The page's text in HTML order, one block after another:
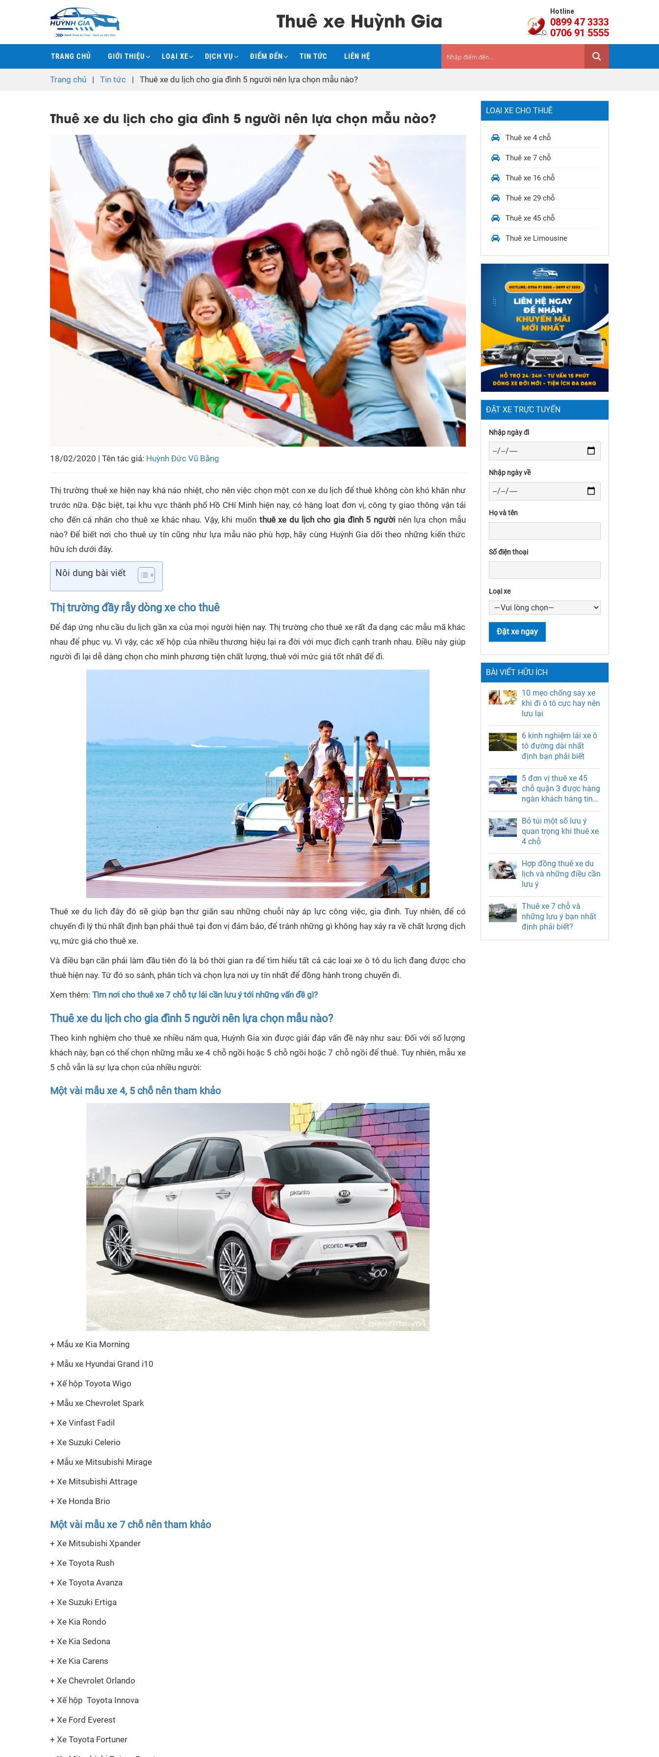
Thuê xe Huỳnh Gia Hotline
0899 47 3333
0706 91 5555
TRANG CHỦ GIỚI THIỆU LOẠI XE DỊCH VỤ ĐIỂM ĐẾN TIN TỨC LIÊN HỆ
Trang chủ | Tin tức | Thuê xe du lịch cho gia đình 5 người nên lựa chọn mẫu nào?
Thuê xe du lịch cho gia đình 5 người nên lựa chọn mẫu nào?
18/02/2020 | Tên tác giả: Huỳnh Đức Vũ Bằng
Thị trường thuê xe hiện nay khá náo nhiệt, cho nên việc chọn một con xe du lịch để thuê không còn khó khăn như
trước nữa. Đặc biệt, tại khu vực thành phố Hồ CHí Minh hiện nay, có hàng loạt đơn vị, công ty giao thông vận tải
cho đến cá nhân cho thuê xe khác nhau. Vậy, khi muốn thuê xe du lịch cho gia đình 5 ngườinên lựa chọn mẫu
nào? Để biết nơi cho thuê uy tín cũng như lựa mẫu nào phù hợp, hãy cùng Huỳnh Gia dõi theo những kiến thức
hữu ích dưới đây.
Nôi dung bài viết
Thị trường đầy rẫy dòng xe cho thuê
Để đáp ứng nhu cầu du lịch gần xa của mọi người hiện nay. Thị trường cho thuê xe rất đa dạng các mẫu mã khác
nhau để phục vụ. Vì vậy, các xế hộp của nhiều thương hiệu lại ra đời với mục đích cạnh tranh nhau. Điều này giúp
người đi lại dễ dàng chọn cho mình phương tiện chất lượng, thuê với mức giá tốt nhất để đi.
Thuê xe du lịch đây đó sẽ giúp bạn thư giãn sau những chuỗi này áp lực công việc, gia đình. Tuy nhiên, để có
chuyến đi lý thú nhất định bạn phải thuê tại đơn vị đảm bảo, để tránh những gì không hay xảy ra về chất lượng dịch
vụ, mức giá cho thuê xe.
Và điều bạn cần phải làm đầu tiên đó là bỏ thời gian ra để tìm hiểu tất cả các loại xe ô tô du lịch đang được cho
thuê hiện nay. Từ đó so sánh, phân tích và chọn lựa nơi uy tín nhất để đồng hành trong chuyến đi.
Xem thêm: Tìm nơi cho thuê xe 7 chỗ tự lái cần lưu ý tới những vấn đề gì?
Thuê xe du lịch cho gia đình 5 người nên lựa chọn mẫu nào?
Theo kinh nghiệm cho thuê xe nhiều năm qua, Huỳnh Gia xin được giải đáp vấn đề này như sau: Đối với số lượng
khách này, bạn có thể chọn những mẫu xe 4 chỗ ngồi hoặc 5 chỗ ngồi hoặc 7 chỗ ngồi để thuê. Tuy nhiên, mẫu xe
5 chỗ vẫn là sự lựa chọn của nhiều người:
Một vài mẫu xe 4, 5 chỗ nên tham khảo
+ Mẫu xe Kia Morning
+ Mẫu xe Hyundai Grand i10
+ Xế hộp Toyota Wigo
+ Mẫu xe Chevrolet Spark
+ Xe Vinfast Fadil
+ Xe Suzuki Celerio
+ Mẫu xe Mitsubishi Mirage
+ Xe Mitsubishi Attrage
+ Xe Honda Brio
Một vài mẫu xe 7 chỗ nên tham khảo
+ Xe Mitsubishi Xpander
+ Xe Toyota Rush
+ Xe Toyota Avanza
+ Xe Suzuki Ertiga
+ Xe Kia Rondo
+ Xe Kia Sedona
+ Xe Kia Carens
+ Xe Chevrolet Orlando
+ Xế hộp Toyota Innova
+ Xe Ford Everest
+ Xe Toyota Fortuner
LOẠI XE CHO THUÊ
Thuê xe 4 chỗ
Thuê xe 7 chỗ
Thuê xe 16 chỗ
Thuê xe 29 chỗ
Thuê xe 45 chỗ
Thuê xe Limousine
ĐẶT XE TRỰC TUYẾN
Nhập ngày đi
Nhập ngày về
Họ và tên
Số điện thoại
Loại xe
BÀI VIẾT HỮU ÍCH
10 mẹo chống say xe
khi đi ô tô cực hay nên
lưu lại
6 kinh nghiệm lái xe ô
tô đường dài nhất
định bạn phải biết
5 đơn vị thuê xe 45
chỗ quận 3 được hàng
ngàn khách hàng tin
chọn
Bỏ túi một số lưu ý
quan trọng khi thuê xe
4 chỗ
Hợp đồng thuê xe du
lịch và những điều cần
lưu ý
Thuê xe 7 chỗ và
những lưu ý bạn nhất
định phải biết?